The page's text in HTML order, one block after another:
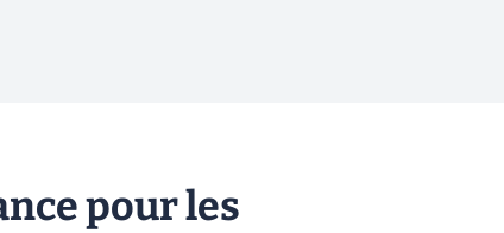
pour les